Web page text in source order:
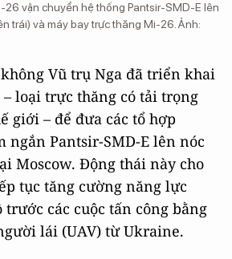
26 vận chuyển hệ thống Pantsir-SMD-E lên
trái) và máy bay trực thăng Mi-26. Ảnh:
Vũ trụ Nga đã triển khai
loại trực thăng có tải trọng
giới – để đưa các tổ hợp
ngắn Pantsir-SMD-E lên nóc
Moscow. Động thái này cho
tục tăng cường năng lực
các cuộc tấn công bằng
lái (UAV) từ Ukraine.